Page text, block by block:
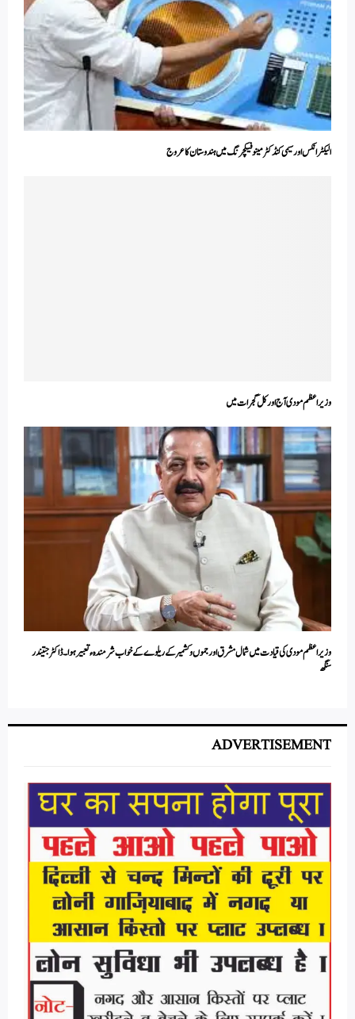
الیکٹرانکس اور سیمی کنڈکٹر مینوفیکچرنگ میں ہندوستان کا عروج
وزیر اعظم مودی آج اور کل گجرات میں
وزیر اعظم مودی کی قیادت میں شمال مشرق اور جموں و کشمیر کے ریلوے کے خواب شرمندہء تعبیر ہوا۔ ڈاکٹر جتیندر
سنگھ
ADVERTISEMENT